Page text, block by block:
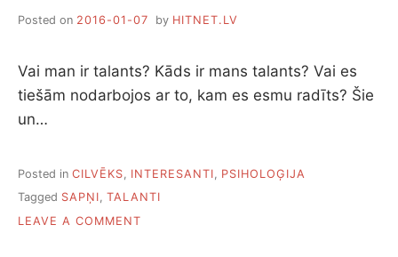
Posted on 2016-01-07 by HITNET.LV
Vai man ir talants? Kāds ir mans talants? Vai es
tiešām nodarbojos ar to, kam es esmu radīts? Šie
un…
Posted in CILVĒKS INTERESANTI
PSIHOLOĢIJA
Tagged SAPŅI, TALANTI
LEAVE A COMMENT